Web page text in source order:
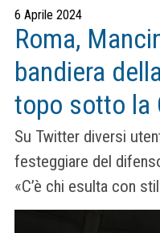
6 Aprile 2024
Roma,
bandiera
topo sotto la
Su Twitter diversi
festeggiare del
«C’è chi esulta con